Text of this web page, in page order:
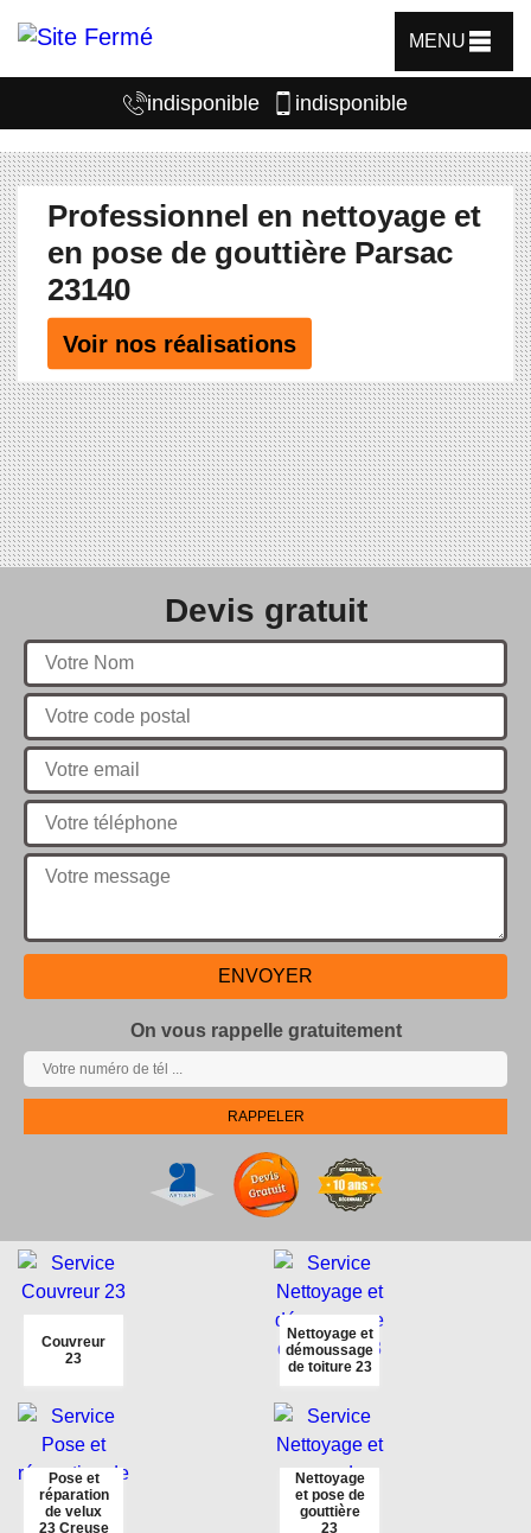
MENU
indisponible indisponible
Professionnel en nettoyage et
en pose de gouttière Parsac
23140
Voir nos réalisations
Devis gratuit
On vous rappelle gratuitement
Couvreur
23
Nettoyage et
démoussage
de toiture 23
Pose et
réparation
de velux
23 Creuse
Nettoyage
et pose de
gouttière
23